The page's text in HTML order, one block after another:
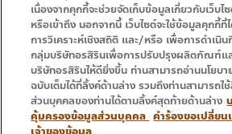
เนื่องจากคุกกี้จะช่วยจัดเก็บข้อมูลเกี่ยวกับเว็บไ
หรือเข้าถึง นอกจากนี้ เว็บไซต์จะใช้ข้อมูลคุกกี้ที่
การวิเคราะห์เชิงสถิติ และ/หรือ เพื่อการดำเนิ
กลุ่มบริษัทอรสิรินเพื่อการปรับปรุงผลิตภัณฑ์แ
บริษัทอรสิรินให้ดียิ่งขึ้น ท่านสามารถอ่านนโยบ
ฉบับเต็มได้ที่ลิ้งค์ด้านล่าง รวมถึงท่านสามารถใ
ส่วนบุคคลของท่านได้ตามลิ้งค์สุดท้ายด้านล่าง
คุ้มครองข้อมูลส่วนบุคคล คำร้องขอเปลี่ย